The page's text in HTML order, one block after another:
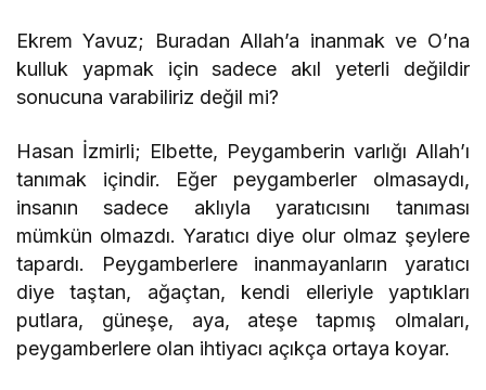
Ekrem Yavuz; Buradan Allah’a inanmak ve O’na
kulluk yapmak için sadece akıl yeterli değildir
sonucuna varabiliriz değil mi?
Hasan İzmirli; Elbette, Peygamberin varlığı Allah’ı
tanımak içindir. Eğer peygamberler olmasaydı,
insanın sadece aklıyla yaratıcısını tanıması
mümkün olmazdı. Yaratıcı diye olur olmaz şeylere
tapardı. Peygamberlere inanmayanların yaratıcı
diye taştan, ağaçtan, kendi elleriyle yaptıkları
putlara, güneşe, aya, ateşe tapmış olmaları,
peygamberlere olan ihtiyacı açıkça ortaya koyar.